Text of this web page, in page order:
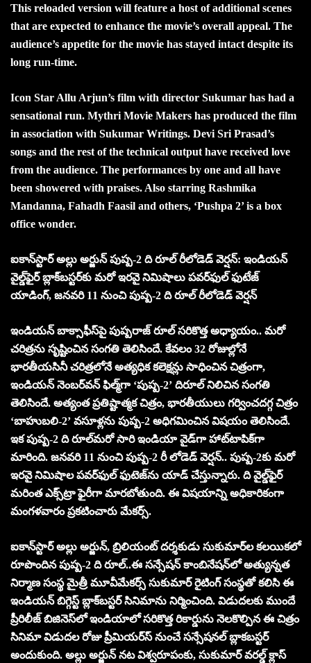
This reloaded version will feature a host of additional scenes
that are expected to enhance the movie’s overall appeal. The
audience’s appetite for the movie has stayed intact despite its
long run-time.
Icon Star Allu Arjun’s film with director Sukumar has had a
sensational run. Mythri Movie Makers has produced the film
in association with Sukumar Writings. Devi Sri Prasad’s
songs and the rest of the technical output have received love
from the audience. The performances by one and all have
been showered with praises. Also starring Rashmika
Mandanna, Fahadh Faasil and others, ‘Pushpa 2’ is a box
office wonder.
ఐకాన్‌స్టార్‌ అల్లు అర్జున్ పుష్ప-2 ది రూల్‌ రీలోడెడ్‌ వెర్షన్: ఇండియన్‌
వైల్డ్‌ఫైర్‌ బ్లాక్‌బస్టర్‌కు మరో ఇరవై నిమిషాలు పవర్‌ఫుల్‌ ఫుటేజ్‌
యాడింగ్‌, జనవరి 11 నుంచి పుష్ప-2 ది రూల్‌ రీలోడెడ్‌ వెర్షన్
ఇండియన్‌ బాక్సాఫీస్‌పై పుష్పరాజ్‌ రూల్‌ సరికొత్త అధ్యాయం.. మరో
చరిత్రను సృష్టించిన సంగతి తెలిసిందే. కేవలం 32 రోజుల్లోనే
భారతీయసినీ చరిత్రలోనే అత్యధిక కలెక్షన్లు సాధించిన చిత్రంగా,
ఇండియన్‌ నెంబర్‌వన్‌ ఫిల్మ్‌గా ‘పుష్ప-2’ దిరూల్‌ నిలిచిన సంగతి
తెలిసిందే. అత్యంత ప్రతిష్టాత్మక చిత్రం, భారతీయులు గర్వించదగ్గ చిత్రం
‘బాహుబలి-2’ వసూళ్లను పుష్ప-2 అధిగమించిన విషయం తెలిసిందే.
ఇక పుష్ప-2 ది రూల్‌మరో సారి ఇండియా వైడ్‌గా హాట్‌టాపిక్‌గా
మారింది. జనవరి 11 నుంచి పుష్ప-2 రీ లోడెడ్‌ వెర్షన్‌.. పుష్ప-2కు మరో
ఇరవై నిమిషాల పవర్‌ఫుల్‌ ఫుటెజ్‌ను యాడ్‌ చేస్తున్నారు. ది వైల్డ్‌ఫైర్‌
మరింత ఎక్స్‌ట్రా ఫైరీగా మారబోతుంది. ఈ విషయాన్ని అధికారికంగా
మంగళవారం ప్రకటించారు మేకర్స్‌.
ఐకాన్‌స్టార్‌ అల్లు అర్జున్‌, బ్రిలియంట్‌ దర్శకుడు సుకుమార్‌ల కలయికలో
రూపొందిన పుష్ప-2 ది రూల్‌..ఈ సన్సేషన్‌ కాంబినేషన్‌లో అత్యున్నత
నిర్మాణ సంస్థ మైత్రీ మూవీమేకర్స్‌ సుకుమార్‌ రైటింగ్‌ సంస్థతో కలిసి ఈ
ఇండియన్‌ బిగ్గెస్ట్‌ బ్లాక్‌బస్టర్‌ సినిమాను నిర్మించింది. విడుదలకు ముందే
ప్రీరిలీజ్‌ బిజినెస్‌లో ఇండియాలో సరికొత్త రికార్డును నెలకొల్పిన ఈ చిత్రం
సినిమా విడుదల రోజు ప్రీమియర్‌స్‌ నుంచే సన్సేషనల్‌ బ్లాకబస్టర్‌
అందుకుంది. అల్లు అర్జున్‌ నట విశ్వరూపంకు, సుకుమార్‌ వరల్డ్‌ క్లాస్‌